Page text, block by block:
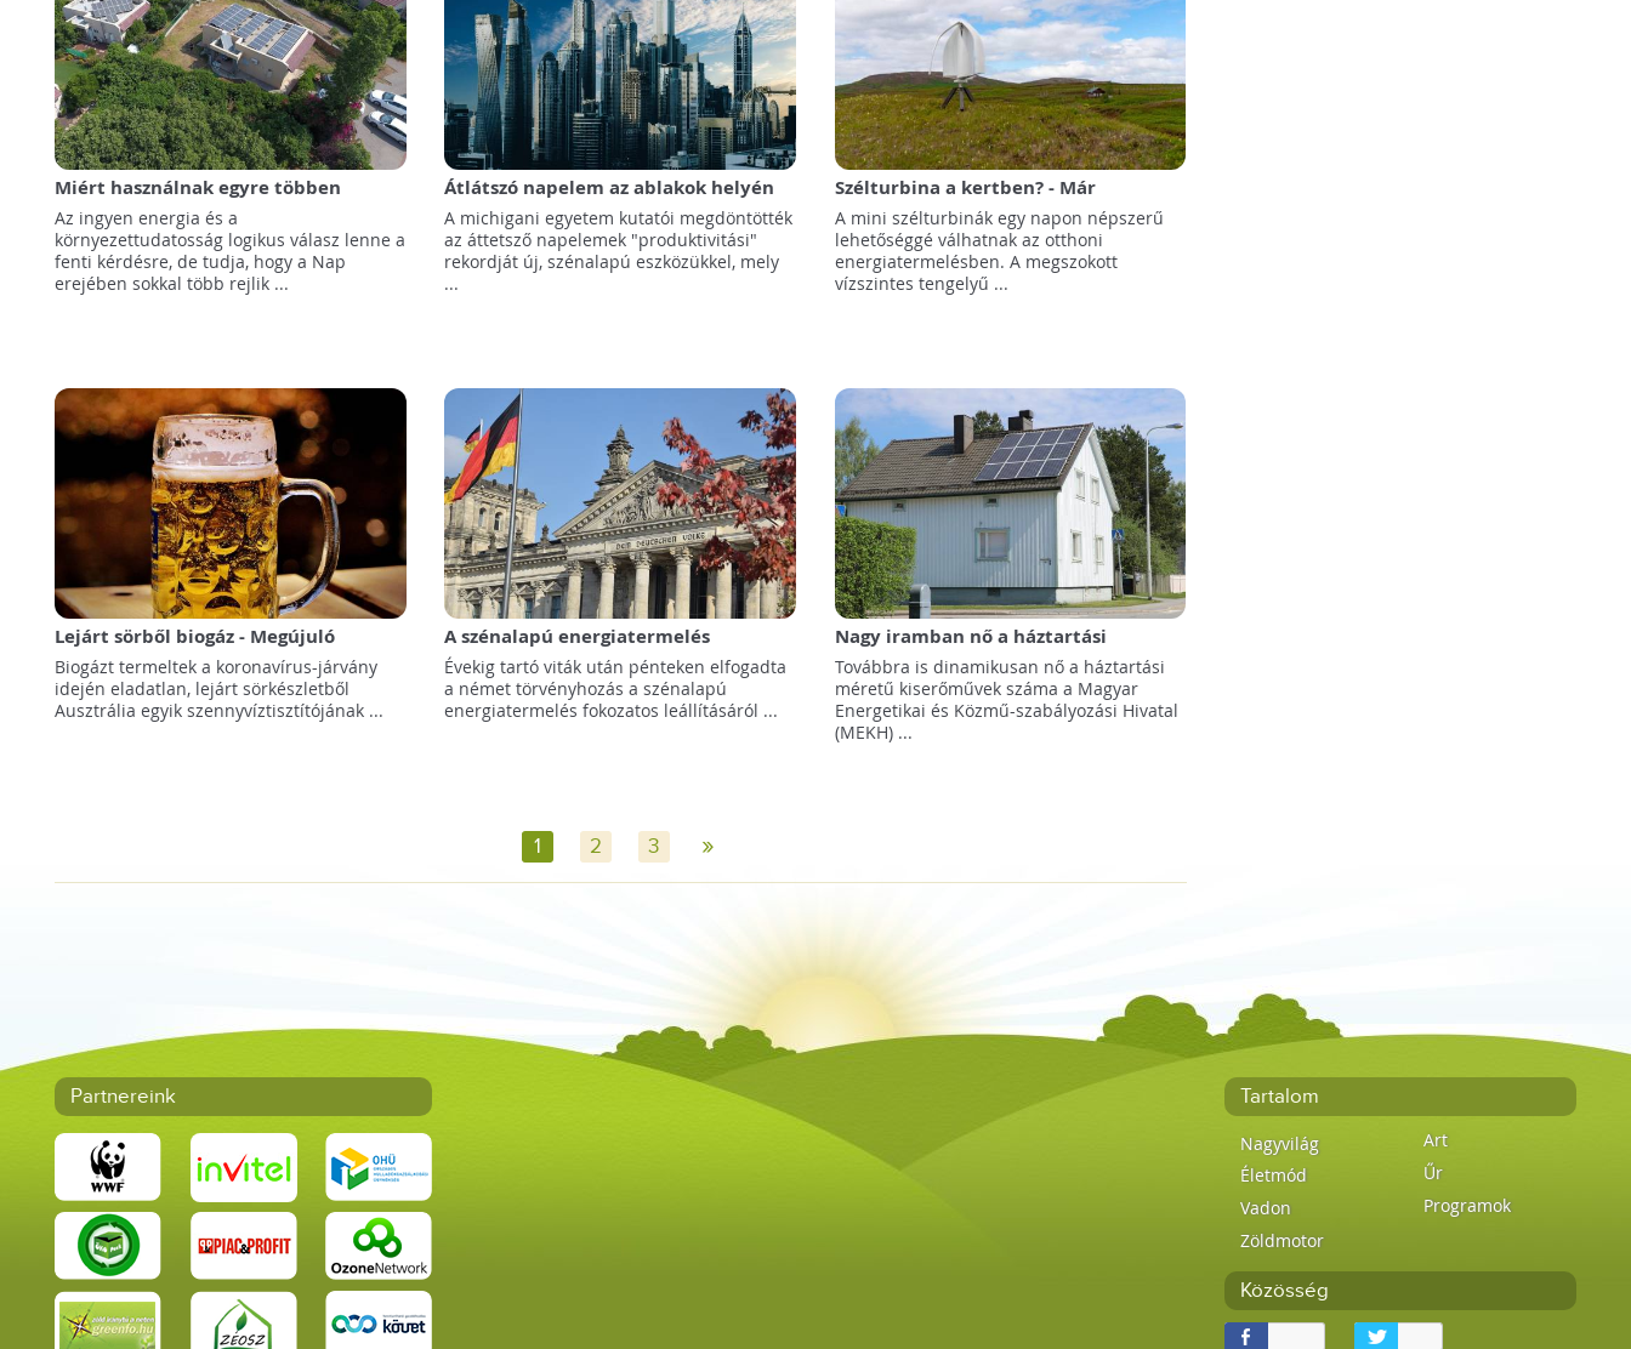
Miért használnak egyre többen
napenergiát?
Az ingyen energia és a
környezettudatosság logikus válasz lenne a
fenti kérdésre, de tudja, hogy a Nap
erejében sokkal több rejlik ...
Átlátszó napelem az ablakok helyén
A michigani egyetem kutatói megdöntötték
az áttetsző napelemek "produktivitási"
rekordját új, szénalapú eszközükkel, mely
...
Szélturbina a kertben? - Már
lehetséges!
A mini szélturbinák egy napon népszerű
lehetőséggé válhatnak az otthoni
energiatermelésben. A megszokott
vízszintes tengelyű ...
Lejárt sörből biogáz - Megújuló
energia lett a járvány miatt eladatlan
készletekből
Biogázt termeltek a koronavírus-járvány
idején eladatlan, lejárt sörkészletből
Ausztrália egyik szennyvíztisztítójának ...
A szénalapú energiatermelés
kivezetése mellett döntött a német
kormány
Évekig tartó viták után pénteken elfogadta
a német törvényhozás a szénalapú
energiatermelés fokozatos leállításáról ...
Nagy iramban nő a háztartási
napelem erőművek száma!
Továbbra is dinamikusan nő a háztartási
méretű kiserőművek száma a Magyar
Energetikai és Közmű-szabályozási Hivatal
(MEKH) ...
1 2 3 »
Partnereink Tartalom
Nagyvilág
Életmód
Vadon
Zöldmotor
Art
Űr
Programok
Közösség